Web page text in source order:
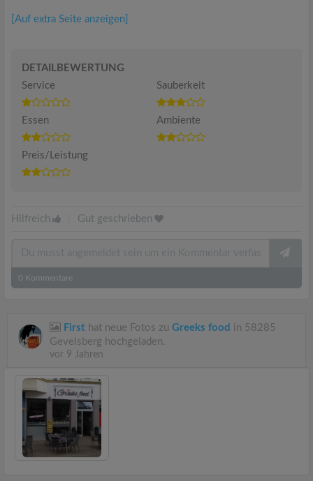
[Auf extra Seite anzeigen]
DETAILBEWERTUNG
Service
Sauberkeit
Essen Ambiente
Preis/Leistung
Hilfreich Gut geschrieben
0 Kommentare
First hat neue Fotos zu Greeks food in 58285
Gevelsberg hochgeladen.
vor 9 Jahren